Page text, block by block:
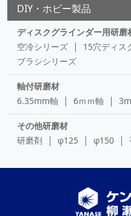
DIY・ホビー製品
ディスクグラインダー用研磨
空冷シリーズ
15穴ディス
ブラシシリーズ
軸付研磨材
6.35mm軸
6ｍｍ軸
その他研磨材
研磨剤
φ125 φ150